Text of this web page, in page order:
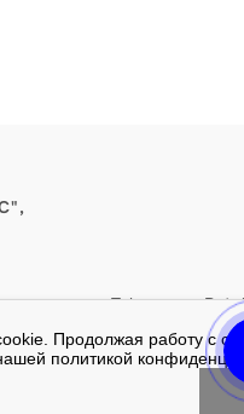
Telegram
Продолжая работу с
политикой